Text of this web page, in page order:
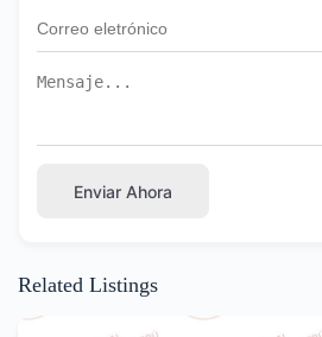
Enviar Ahora
Related Listings